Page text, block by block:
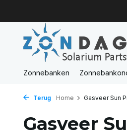
Zonnebanken
Terug Home Gasveer Sun
Gasveer